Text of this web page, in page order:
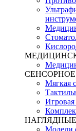
Мягкая
Игровая
Модели